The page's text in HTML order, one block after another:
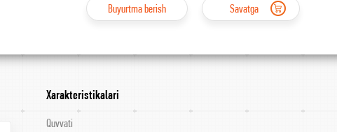
Buyurtma berish Savatga
Xarakteristikalari
Quvvati